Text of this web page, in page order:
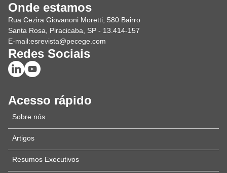
Onde estamos
Rua Cezira Giovanoni Moretti, 580 Bairro
Santa Rosa, Piracicaba, SP - 13.414-157
E-mail:esrevista@pecege.com
Redes Sociais
Acesso rápido
Sobre nós
Artigos
Resumos Executivos